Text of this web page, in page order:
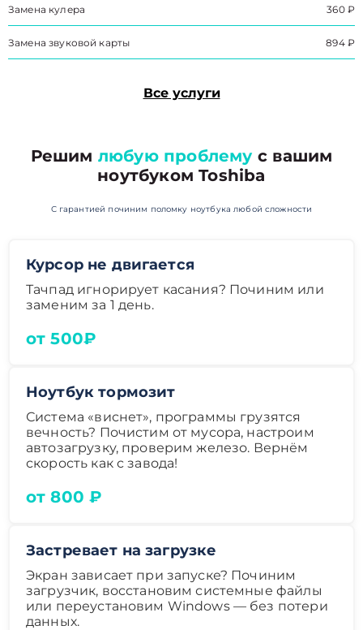
Замена кулера 360 ₽
Замена звуковой карты 894 ₽
Все услуги
Решим любую проблему с вашим
ноутбуком Toshiba
С гарантией починим поломку ноутбука любой сложности
Курсор не двигается
Тачпад игнорирует касания? Починим или
заменим за 1 день.
от 500₽
Ноутбук тормозит
Система «виснет», программы грузятся
вечность? Почистим от мусора, настроим
автозагрузку, проверим железо. Вернём
скорость как с завода!
от 800 ₽
Застревает на загрузке
Экран зависает при запуске? Починим
загрузчик, восстановим системные файлы
или переустановим Windows — без потери
данных.